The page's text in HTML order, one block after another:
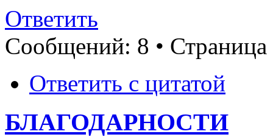
Ответить
Сообщений: 8 • Страница
Ответить с цитатой
БЛАГОДАРНОСТИ